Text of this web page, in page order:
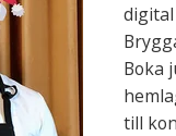
Boka
till